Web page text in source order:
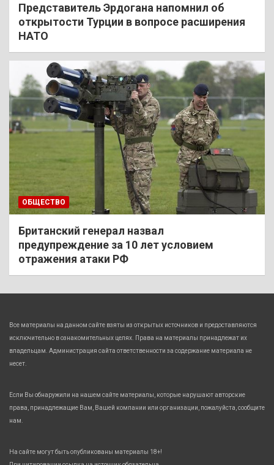
Представитель Эрдогана напомнил об
открытости Турции в вопросе расширения
НАТО
ОБЩЕСТВО
Британский генерал назвал
предупреждение за 10 лет условием
отражения атаки РФ
Все материалы на данном сайте взяты из открытых источников и предоставляются
исключительно в ознакомительных целях. Права на материалы принадлежат их
владельцам. Администрация сайта ответственности за содержание материала не
несет.
Если Вы обнаружили на нашем сайте материалы, которые нарушают авторские
права, принадлежащие Вам, Вашей компании или организации, пожалуйста, сообщите
нам.
На сайте могут быть опубликованы материалы 18+!